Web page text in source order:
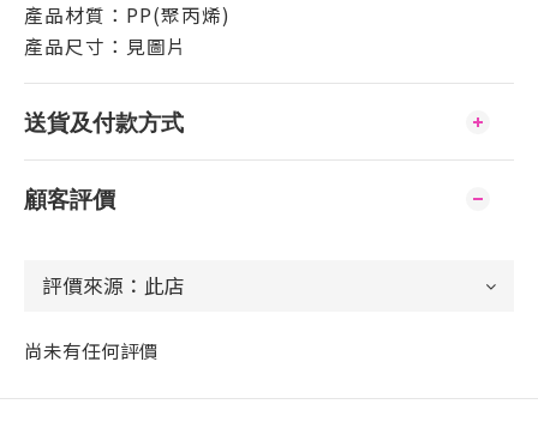
產品材質：PP(聚丙烯)
產品尺寸：見圖片
送貨及付款方式
顧客評價
尚未有任何評價